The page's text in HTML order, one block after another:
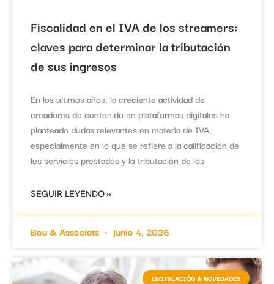
Fiscalidad en el IVA de los streamers:
claves para determinar la tributación
de sus ingresos
En los últimos años, la creciente actividad de
creadores de contenido en plataformas digitales ha
planteado dudas relevantes en materia de IVA,
especialmente en lo que se refiere a la calificación de
los servicios prestados y la tributación de los
SEGUIR LEYENDO »
Bou & Associats junio 4, 2026
LEGISLACIÓN & NOVEDADES